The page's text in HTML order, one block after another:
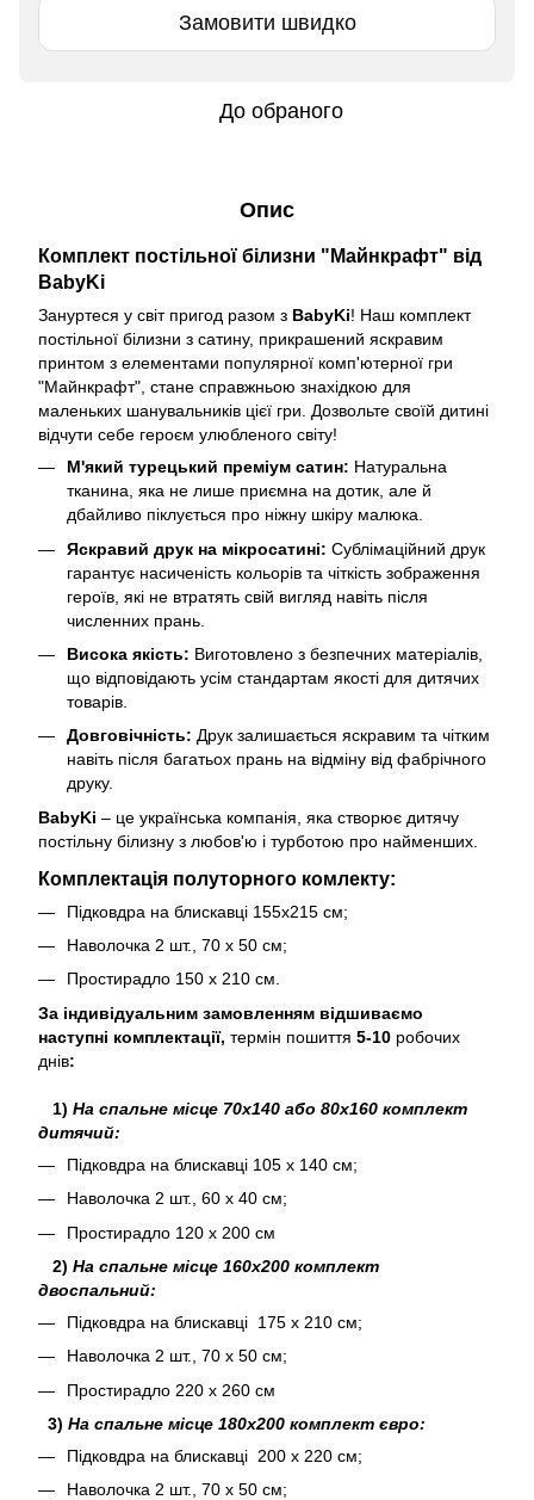
Замовити швидко
До обраного
Опис
Комплект постільної білизни "Майнкрафт" від
BabyKi
Зануртеся у світ пригод разом з BabyKi! Наш комплект
постільної білизни з сатину, прикрашений яскравим
принтом з елементами популярної комп'ютерної гри
"Майнкрафт", стане справжньою знахідкою для
маленьких шанувальників цієї гри. Дозвольте своїй дитині
відчути себе героєм улюбленого світу!
М'який турецький преміум сатин: Натуральна
тканина, яка не лише приємна на дотик, але й
дбайливо піклується про ніжну шкіру малюка.
Яскравий друк на мікросатині: Сублімаційний друк
гарантує насиченість кольорів та чіткість зображення
героїв, які не втратять свій вигляд навіть після
численних прань.
Висока якість: Виготовлено з безпечних матеріалів,
що відповідають усім стандартам якості для дитячих
товарів.
Довговічність: Друк залишається яскравим та чітким
навіть після багатьох прань на відміну від фабрічного
друку.
BabyKi – це українська компанія, яка створює дитячу
постільну білизну з любов'ю і турботою про найменших.
Комплектація полуторного комлекту:
Підковдра на блискавці 155х215 см;
Наволочка 2 шт., 70 х 50 см;
Простирадло 150 х 210 см.
За індивідуальним замовленням відшиваємо
наступні комплектації, термін пошиття 5-10 робочих
днів:
1) На спальне місце 70х140 або 80х160 комплект
дитячий:
Підковдра на блискавці 105 х 140 см;
Наволочка 2 шт., 60 х 40 см;
Простирадло 120 х 200 см
2) На спальне місце 160х200 комплект
двоспальний:
Підковдра на блискавці 175 х 210 см;
Наволочка 2 шт., 70 х 50 см;
Простирадло 220 х 260 см
3) На спальне місце 180х200 комплект євро:
Підковдра на блискавці 200 х 220 см;
Наволочка 2 шт., 70 х 50 см;